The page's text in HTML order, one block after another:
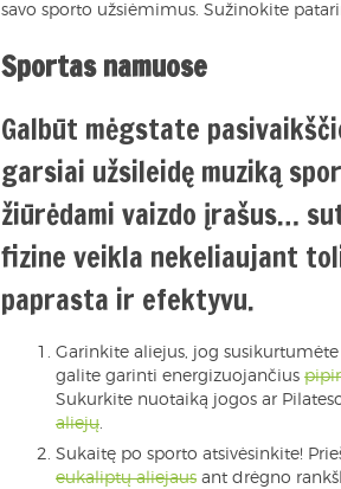
savo sporto užsiėmimus. Sužinokite
Sportas namuose
Galbūt mėgstate
garsiai užsileidę muziką
žiūrėdami vaizdo įrašus…
fizine veikla nekeliaujant
paprasta ir efektyvu.
Garinkite aliejus, jog
galite garinti energizuojančius
Sukurkite nuotaiką jogos ar
aliejų.
Sukaitę po sporto atsivėsinkite!
eukaliptų aliejaus ant drėgno